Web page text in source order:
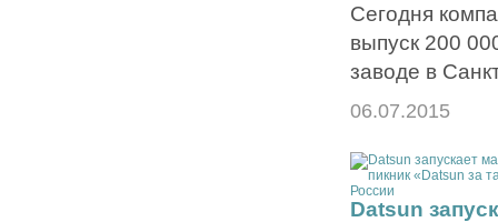
Сегодня
выпуск 200
заводе в
06.07.2015
Datsun